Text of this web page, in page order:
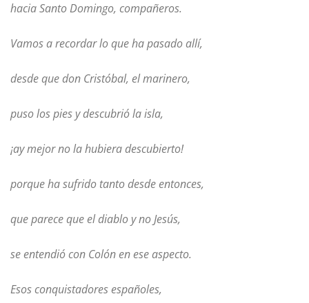
hacia Santo Domingo, compañeros.
Vamos a recordar lo que ha pasado allí,
desde que don Cristóbal, el marinero,
puso los pies y descubrió la isla,
¡ay mejor no la hubiera descubierto!
porque ha sufrido tanto desde entonces,
que parece que el diablo y no Jesús,
se entendió con Colón en ese aspecto.
Esos conquistadores españoles,